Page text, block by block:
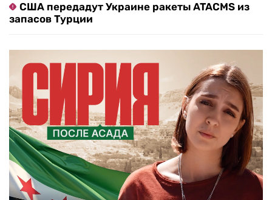
США передадут Украине ракеты ATACMS из
запасов Турции